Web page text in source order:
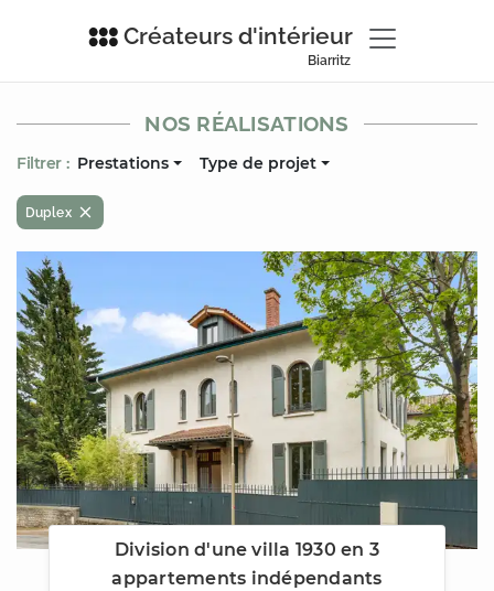
Créateurs d'intérieur
Biarritz
NOS RÉALISATIONS
Filtrer : Prestations Type de projet
Duplex
Division d'une villa 1930 en 3
appartements indépendants